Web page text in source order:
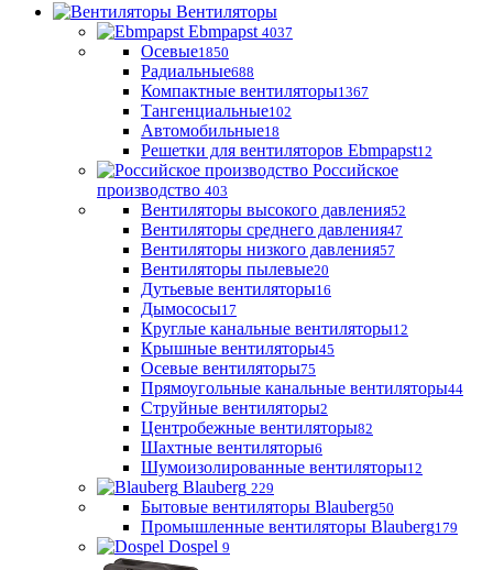
Вентиляторы
Ebmpapst 4037
Осевые1850
Радиальные688
Компактные вентиляторы1367
Тангенциальные102
Автомобильные18
Решетки для вентиляторов Ebmpapst12
Российское
производство 403
Вентиляторы высокого давления52
Вентиляторы среднего давления47
Вентиляторы низкого давления57
Вентиляторы пылевые20
Дутьевые вентиляторы16
Дымососы17
Круглые канальные вентиляторы12
Крышные вентиляторы45
Осевые вентиляторы75
Прямоугольные канальные вентиляторы44
Струйные вентиляторы2
Центробежные вентиляторы82
Шахтные вентиляторы6
Шумоизолированные вентиляторы12
Blauberg 229
Бытовые вентиляторы Blauberg50
Промышленные вентиляторы Blauberg179
Dospel 9